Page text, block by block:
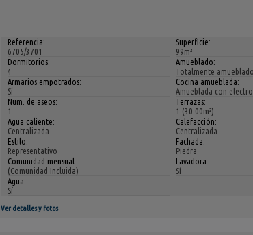
Referencia:
6705/3701
Superficie:
99m²
Dormitorios:
4
Amueblado:
Totalmente amueblado
Armarios empotrados:
Sí
Cocina amueblada:
Amueblada con
Num. de aseos:
1
Terrazas:
1 (30.00m²)
Agua caliente:
Centralizada
Calefacción:
Centralizada
Estilo:
Representativo
Fachada:
Piedra
Comunidad mensual:
(Comunidad Incluida)
Lavadora:
Sí
Agua:
Sí
Ver detalles y fotos